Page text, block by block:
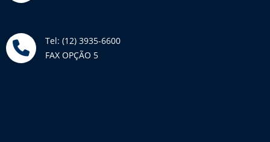
Tel: (12) 3935-6600
FAX OPÇÃO 5